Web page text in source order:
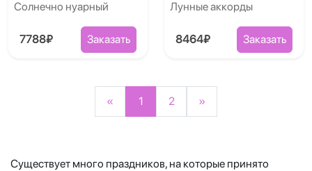
Солнечно нуарный
7788₽ Заказать
Лунные аккорды
8464₽ Заказать
« 1 2 »
Существует много праздников, на которые принято